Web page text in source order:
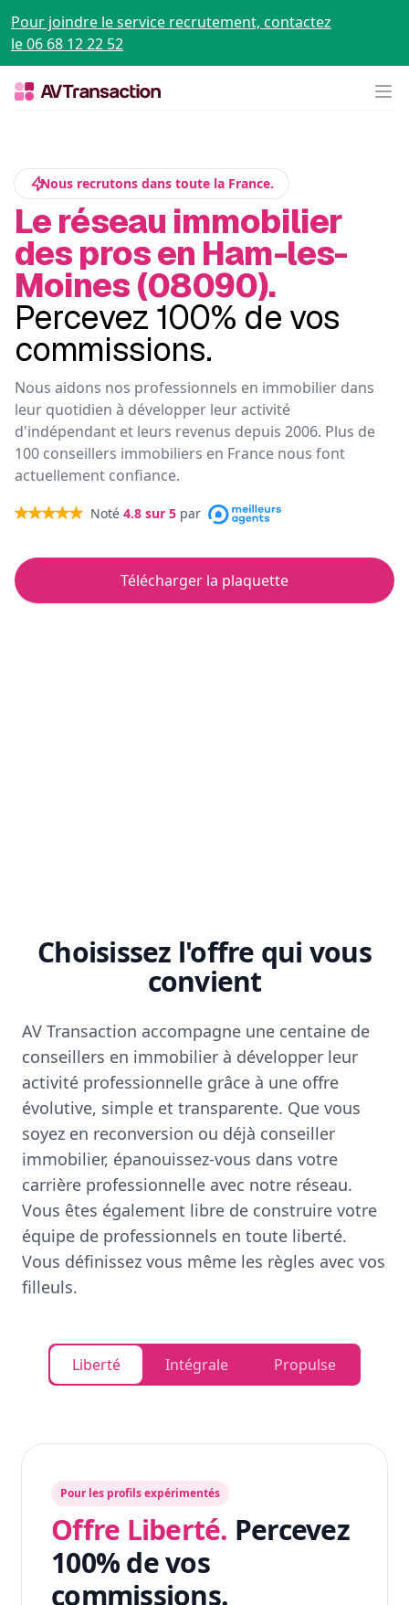
Pour joindre le service recrutement, contactez
le 06 68 12 22 52
Nous recrutons dans toute la France.
Le réseau immobilier
des pros en Ham-les-
Moines (08090).
Percevez 100% de vos
commissions.
Nous aidons nos professionnels en immobilier dans
leur quotidien à développer leur activité
d'indépendant et leurs revenus depuis 2006. Plus de
100 conseillers immobiliers en France nous font
actuellement confiance.
Noté 4.8 sur 5 par
Télécharger la plaquette
Choisissez l'offre qui vous
convient
AV Transaction accompagne une centaine de
conseillers en immobilier à développer leur
activité professionnelle grâce à une offre
évolutive, simple et transparente. Que vous
soyez en reconversion ou déjà conseiller
immobilier, épanouissez-vous dans votre
carrière professionnelle avec notre réseau.
Vous êtes également libre de construire votre
équipe de professionnels en toute liberté.
Vous définissez vous même les règles avec vos
filleuls.
Liberté Intégrale Propulse
Pour les profils expérimentés
Offre Liberté. Percevez
100% de vos
commissions.